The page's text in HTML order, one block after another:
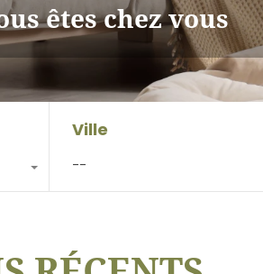
êtes chez vous
Ville
--